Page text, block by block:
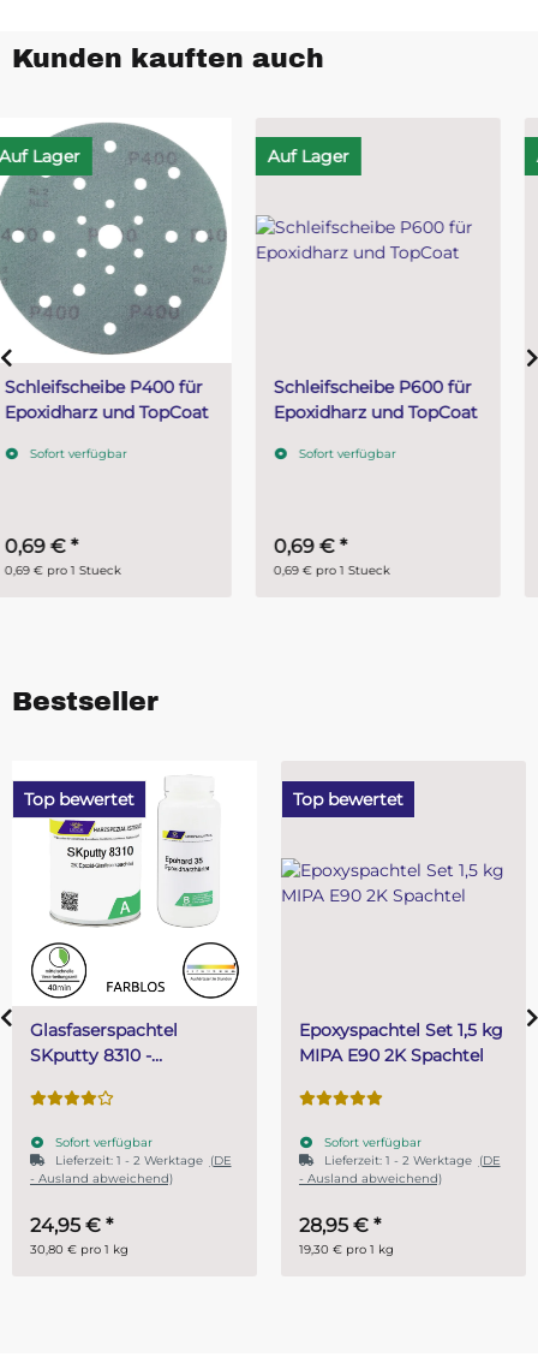
Kunden kauften auch
Auf Lager
Schleifscheibe P600 für
Epoxidharz und TopCoat
Sofort verfügbar
0,69 €
0,69 € pro 1 Stueck
Auf Lager
Citrusreiniger Set mit
Microfasertuch
Sofort verfügbar
7,95 €
7,95 € pro 1 Set
Bestseller
(DE
Top bewertet
Epoxyspachtel Set 1,5 kg
MIPA E90 2K Spachtel
Sofort verfügbar
Lieferzeit:1 - 2 Werktage
(DE
- Ausland abweichend)
28,95 €
19,30 € pro 1 kg
Top bewertet
PUR (Resin) 4
Gießharz SKresin
Sofort verfügbar
ab
29,90 € pro 1 kg